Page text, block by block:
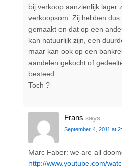
bij verkoop aanzienlijk lager
verkoopsom. Zij hebben
gemaakt en dat op een
kan natuurlijk zijn, een
maar kan ook op een
aandelen gekocht of
besteed.
Toch ?
Frans says:
September 4, 2011 at
Marc Faber: we are all
http://www.youtube.com/